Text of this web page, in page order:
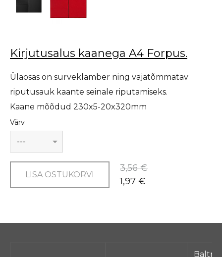
Kirjutusalus kaanega A4 Forpus.
Ülaosas on surveklamber ning väjatõmmatav
riputusauk kaante seinale riputamiseks.
Kaane mõõdud 230x5-20x320mm
Värv
LISA OSTUKORVI
3,56 €
1,97 €